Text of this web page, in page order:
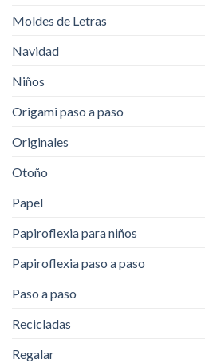
Moldes de Letras
Navidad
Niños
Origami paso a paso
Originales
Otoño
Papel
Papiroflexia para niños
Papiroflexia paso a paso
Paso a paso
Recicladas
Regalar